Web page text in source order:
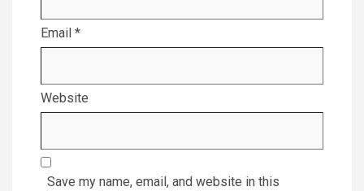
Email *
Website
Save my name, email, and website in this